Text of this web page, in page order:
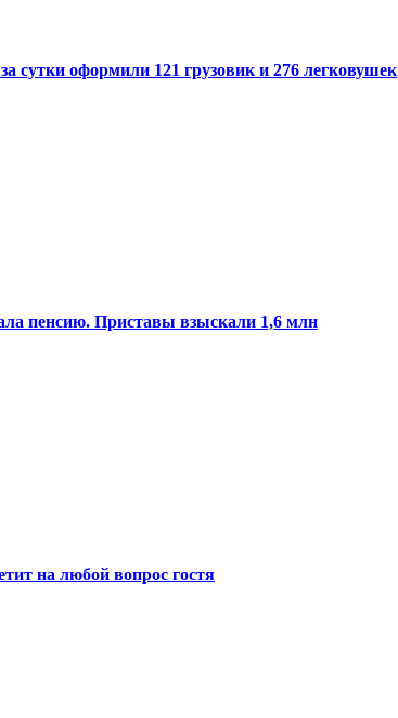
сутки оформили 121 грузовик и 276 легковушек
пенсию. Приставы взыскали 1,6 млн
на любой вопрос гостя